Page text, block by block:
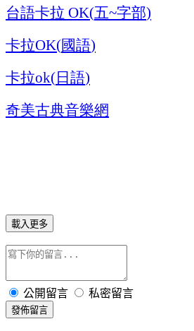
台語卡拉 OK(五~字部)
卡拉OK(國語)
卡拉ok(日語)
奇美古典音樂網
載入更多
公開留言 私密留言
發佈留言